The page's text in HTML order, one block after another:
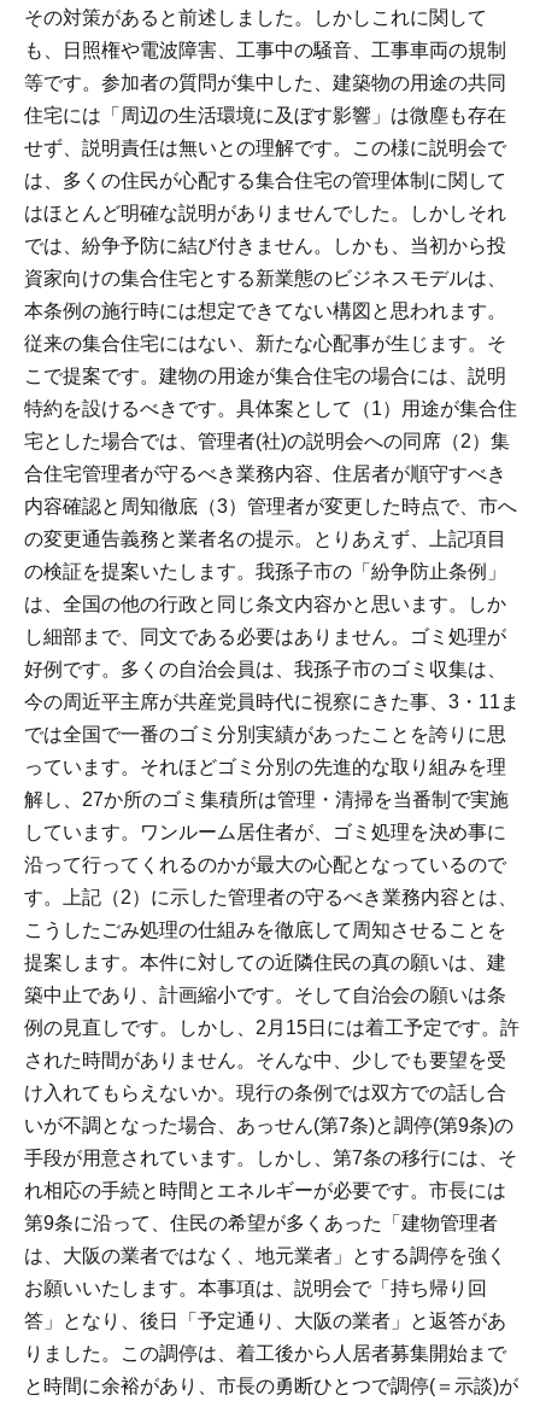
その対策があると前述しました。しかしこれに関して
も、日照権や電波障害、工事中の騒音、工事車両の規制
等です。参加者の質問が集中した、建築物の用途の共同
住宅には「周辺の生活環境に及ぼす影響」は微塵も存在
せず、説明責任は無いとの理解です。この様に説明会で
は、多くの住民が心配する集合住宅の管理体制に関して
はほとんど明確な説明がありませんでした。しかしそれ
では、紛争予防に結び付きません。しかも、当初から投
資家向けの集合住宅とする新業態のビジネスモデルは、
本条例の施行時には想定できてない構図と思われます。
従来の集合住宅にはない、新たな心配事が生じます。そ
こで提案です。建物の用途が集合住宅の場合には、説明
特約を設けるべきです。具体案として（1）用途が集合住
宅とした場合では、管理者(社)の説明会への同席（2）集
合住宅管理者が守るべき業務内容、住居者が順守すべき
内容確認と周知徹底（3）管理者が変更した時点で、市へ
の変更通告義務と業者名の提示。とりあえず、上記項目
の検証を提案いたします。我孫子市の「紛争防止条例」
は、全国の他の行政と同じ条文内容かと思います。しか
し細部まで、同文である必要はありません。ゴミ処理が
好例です。多くの自治会員は、我孫子市のゴミ収集は、
今の周近平主席が共産党員時代に視察にきた事、3・11ま
では全国で一番のゴミ分別実績があったことを誇りに思
っています。それほどゴミ分別の先進的な取り組みを理
解し、27か所のゴミ集積所は管理・清掃を当番制で実施
しています。ワンルーム居住者が、ゴミ処理を決め事に
沿って行ってくれるのかが最大の心配となっているので
す。上記（2）に示した管理者の守るべき業務内容とは、
こうしたごみ処理の仕組みを徹底して周知させることを
提案します。本件に対しての近隣住民の真の願いは、建
築中止であり、計画縮小です。そして自治会の願いは条
例の見直しです。しかし、2月15日には着工予定です。許
された時間がありません。そんな中、少しでも要望を受
け入れてもらえないか。現行の条例では双方での話し合
いが不調となった場合、あっせん(第7条)と調停(第9条)の
手段が用意されています。しかし、第7条の移行には、そ
れ相応の手続と時間とエネルギーが必要です。市長には
第9条に沿って、住民の希望が多くあった「建物管理者
は、大阪の業者ではなく、地元業者」とする調停を強く
お願いいたします。本事項は、説明会で「持ち帰り回
答」となり、後日「予定通り、大阪の業者」と返答があ
りました。この調停は、着工後から人居者募集開始まで
と時間に余裕があり、市長の勇断ひとつで調停(＝示談)が